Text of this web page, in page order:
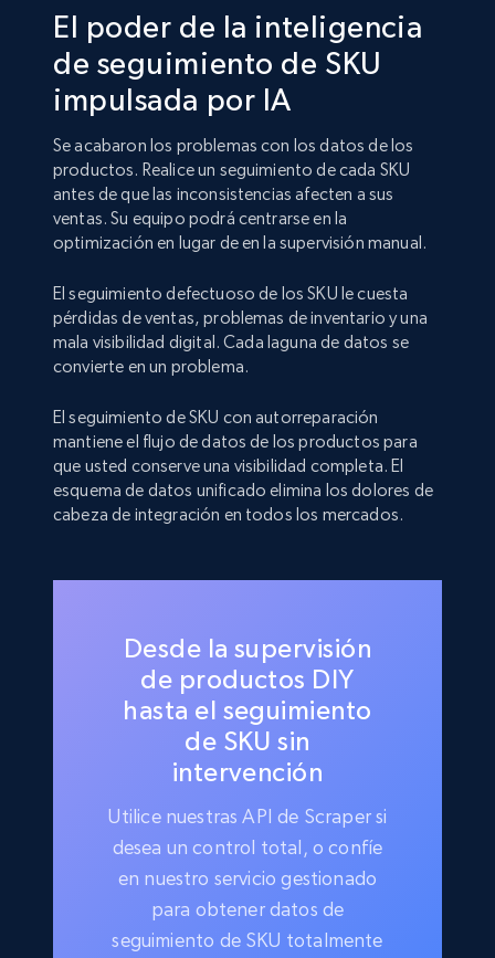
El poder de la inteligencia
de seguimiento de SKU
impulsada por IA
Se acabaron los problemas con los datos de los
productos. Realice un seguimiento de cada SKU
antes de que las inconsistencias afecten a sus
ventas. Su equipo podrá centrarse en la
optimización en lugar de en la supervisión manual.
El seguimiento defectuoso de los SKU le cuesta
pérdidas de ventas, problemas de inventario y una
mala visibilidad digital. Cada laguna de datos se
convierte en un problema.
El seguimiento de SKU con autorreparación
mantiene el flujo de datos de los productos para
que usted conserve una visibilidad completa. El
esquema de datos unificado elimina los dolores de
cabeza de integración en todos los mercados.
Desde la supervisión
de productos DIY
hasta el seguimiento
de SKU sin
intervención
Utilice nuestras API de Scraper si
desea un control total, o confíe
en nuestro servicio gestionado
para obtener datos de
seguimiento de SKU totalmente